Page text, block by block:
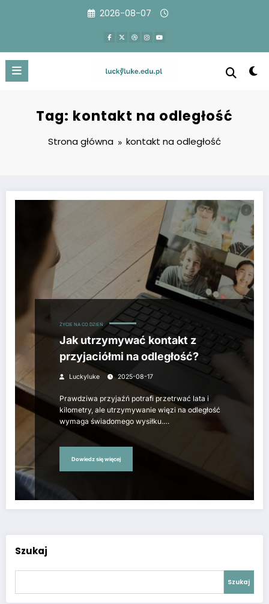
2026-08-07
Tag: kontakt na odległość
Strona główna kontakt na odległość
ŻYCIE NA CO DZIEŃ
Jak utrzymywać kontakt z
przyjaciółmi na odległość?
Luckyluke 2025-08-17
Prawdziwa przyjaźń potrafi przetrwać lata i
kilometry, ale utrzymywanie więzi na odległość
wymaga świadomego wysiłku.…
Dowiedz się więcej
Szukaj
Szukaj